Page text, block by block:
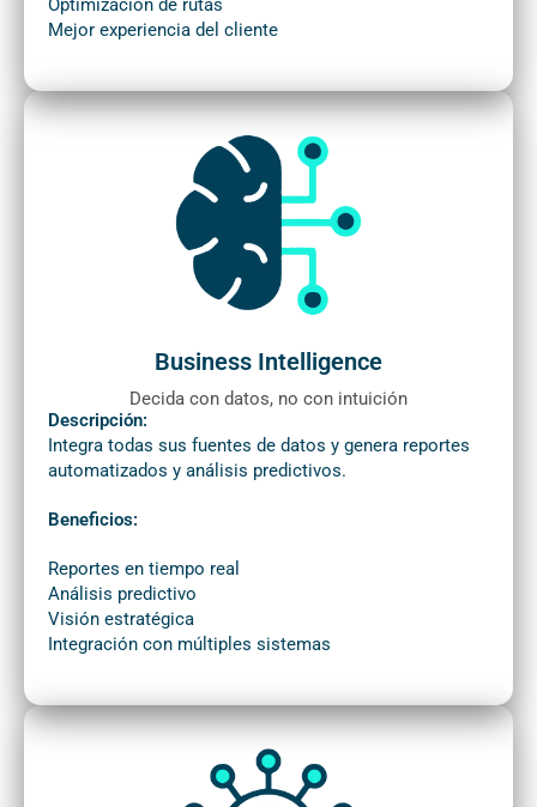
Optimización de rutas
Mejor experiencia del cliente
Business Intelligence
Decida con datos, no con intuición
Descripción:
Integra todas sus fuentes de datos y genera reportes
automatizados y análisis predictivos.
Beneficios:
Reportes en tiempo real
Análisis predictivo
Visión estratégica
Integración con múltiples sistemas